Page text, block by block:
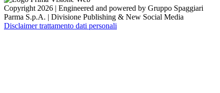
Copyright 2026 | Engineered and powered by Gruppo Spaggiari
Parma S.p.A. | Divisione Publishing & New Social Media
Disclaimer trattamento dati personali